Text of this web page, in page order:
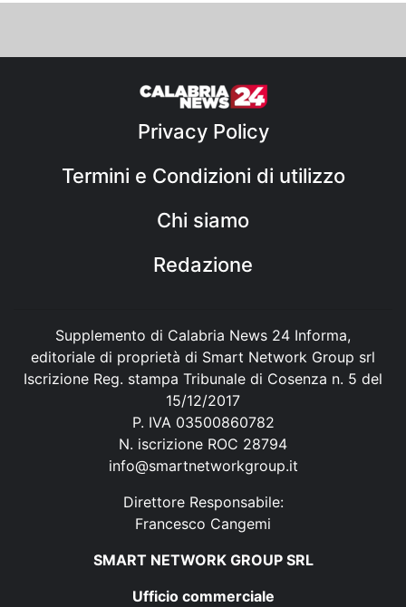
Privacy Policy
Termini e Condizioni di utilizzo
Chi siamo
Redazione
Supplemento di Calabria News 24 Informa,
editoriale di proprietà di Smart Network Group srl
Iscrizione Reg. stampa Tribunale di Cosenza n. 5 del
15/12/2017
P. IVA 03500860782
N. iscrizione ROC 28794
info@smartnetworkgroup.it
Direttore Responsabile:
Francesco Cangemi
SMART NETWORK GROUP SRL
Ufficio commerciale